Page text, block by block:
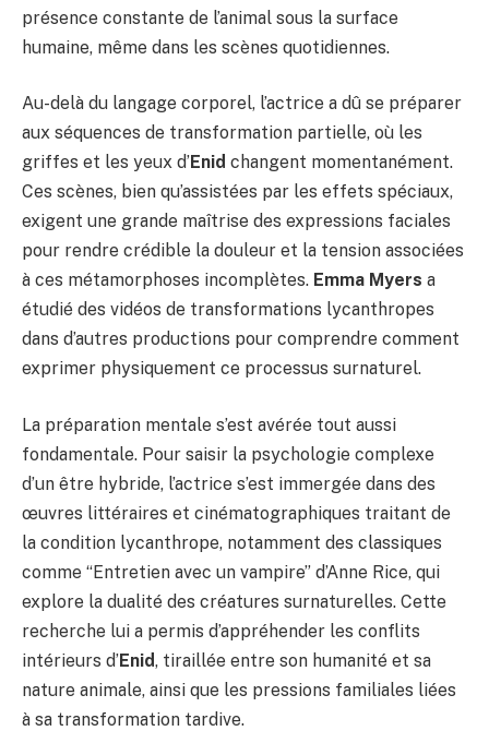
présence constante de l’animal sous la surface
humaine, même dans les scènes quotidiennes.
Au-delà du langage corporel, l’actrice a dû se préparer
aux séquences de transformation partielle, où les
griffes et les yeux d’Enid changent momentanément.
Ces scènes, bien qu’assistées par les effets spéciaux,
exigent une grande maîtrise des expressions faciales
pour rendre crédible la douleur et la tension associées
à ces métamorphoses incomplètes. Emma Myers a
étudié des vidéos de transformations lycanthropes
dans d’autres productions pour comprendre comment
exprimer physiquement ce processus surnaturel.
La préparation mentale s’est avérée tout aussi
fondamentale. Pour saisir la psychologie complexe
d’un être hybride, l’actrice s’est immergée dans des
œuvres littéraires et cinématographiques traitant de
la condition lycanthrope, notamment des classiques
comme “Entretien avec un vampire” d’Anne Rice, qui
explore la dualité des créatures surnaturelles. Cette
recherche lui a permis d’appréhender les conflits
intérieurs d’Enid, tiraillée entre son humanité et sa
nature animale, ainsi que les pressions familiales liées
à sa transformation tardive.